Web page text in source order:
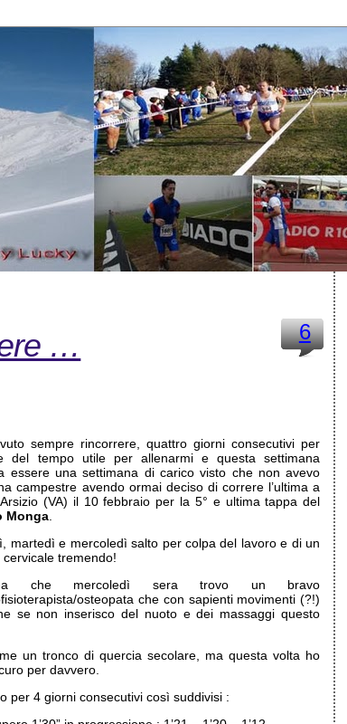
6
…
sempre rincorrere, quattro giorni consecutivi per
del tempo utile per allenarmi e questa settimana
essere una settimana di carico visto che non avevo
campestre avendo ormai deciso di correre l’ultima a
(VA) il 10 febbraio per la 5° e ultima tappa del
Monga
martedì e mercoledì salto per colpa del lavoro e di un
cervicale tremendo!
che mercoledì sera trovo un bravo
osteopata che con sapienti movimenti (?!)
se non inserisco del nuoto e dei massaggi questo
un tronco di quercia secolare, ma questa volta ho
per davvero.
per 4 giorni consecutivi così suddivisi :